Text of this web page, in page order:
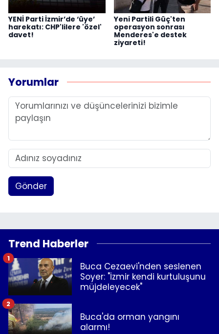
YENİ Parti İzmir’de ‘üye’
harekatı: CHP'lilere 'özel'
davet!
Yeni Partili Güç'ten
operasyon sonrası
Menderes'e destek
ziyareti!
Yorumlar
Gönder
Trend Haberler
Buca Cezaevi'nden seslenen
Soyer: "İzmir kendi kurtuluşunu
müjdeleyecek"
1
Buca'da orman yangını
alarmı!
2